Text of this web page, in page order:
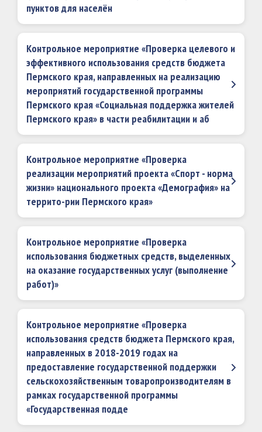
пунктов для населён
Контрольное мероприятие «Проверка целевого и
эффективного использования средств бюджета
Пермского края, направленных на реализацию
мероприятий государственной программы
Пермского края «Социальная поддержка жителей
Пермского края» в части реабилитации и аб
Контрольное мероприятие «Проверка
реализации мероприятий проекта «Спорт - норма
жизни» национального проекта «Демография» на
террито-рии Пермского края»
Контрольное мероприятие «Проверка
использования бюджетных средств, выделенных
на оказание государственных услуг (выполнение
работ)»
Контрольное мероприятие «Проверка
использования средств бюджета Пермского края,
направленных в 2018-2019 годах на
предоставление государственной поддержки
сельскохозяйственным товаропроизводителям в
рамках государственной программы
«Государственная подде